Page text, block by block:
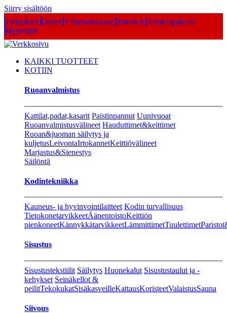
Siirry sisältöön
Tarjoukset Outlet Yritysasiakkaat Rmarket Asiakaspalvelu
Myymälät
KAIKKI TUOTTEET
KOTIIN
Ruoanvalmistus
Kattilat,padat,kasarit Paistinpannut Uunivuoat
Ruoanvalmistusvälineet Hauduttimet&keittimet
Ruoan&juoman säilytys ja
kuljetusLeivontaIrtokannetKeittiövälineet
Marjastus&Sienestys
Säilöntä
Kodintekniikka
Kauneus- ja hyvinvointilaitteet Kodin turvallisuus
TietokonetarvikkeetÄänentoistoKeittiön
pienkoneetKännykkätarvikkeetLämmittimetTuulettimet
Sisustus
Sisustustekstiilit Säilytys Huonekalut Sisustustaulut ja -
kehykset Seinäkellot &
peilitTekokukatSisäkasveilleKattausKoristeetValaistusSauna
Siivous